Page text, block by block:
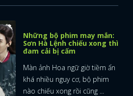
Những bộ phim may mắn:
Sơn Hà Lệnh chiếu xong thì
đam cải bị cấm
Màn ảnh Hoa ngữ giờ tiềm ẩn
khá nhiều nguy cơ, bộ phim
nào chiếu xong rồi cũng ...